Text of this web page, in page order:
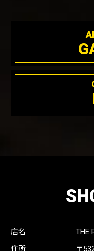
店名
THE
住所
〒